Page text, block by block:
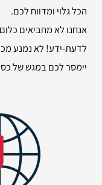
הכל גלוי ומדווח לכם.
אנחנו לא מחביאים
לדעת-ידע! לא נמנע
יימסר לכם במגש של